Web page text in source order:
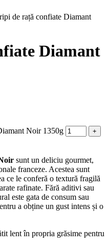
de rață confiate Diamant
Diamant
Noir 1350g
sunt un deliciu gourmet,
franceze. Acestea sunt
ce le conferă o textură fragilă
rafinate. Fără aditivi sau
este gata de consum sau
a obține un gust intens și o
lent în propria grăsime pentru